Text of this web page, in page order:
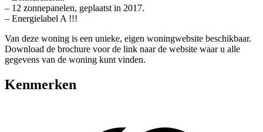
– 12 zonnepanelen, geplaatst in 2017.
– Energielabel A !!!
Van deze woning is een unieke, eigen woningwebsite beschikbaar.
Download de brochure voor de link naar de website waar u alle
gegevens van de woning kunt vinden.
Kenmerken